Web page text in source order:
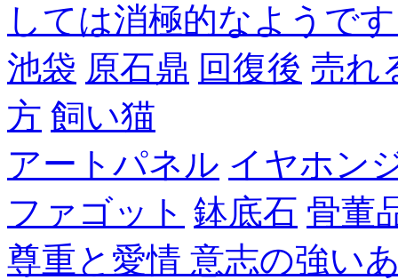
しては消極的なようで
池袋 原石鼎 回復後 売れ
方 飼い猫
アートパネル イヤホン
ファゴット 鉢底石 骨董
尊重と愛情 意志の強い